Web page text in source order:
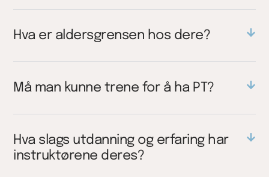
Hva er aldersgrensen hos dere?
Må man kunne trene for å ha PT?
Hva slags utdanning og erfaring har
instruktørene deres?